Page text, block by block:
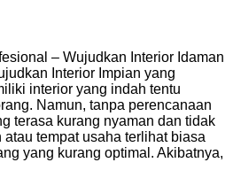
– Wujudkan Interior Idaman
Interior Impian yang
interior yang indah tentu
Namun, tanpa perencanaan
terasa kurang nyaman dan tidak
tempat usaha terlihat biasa
yang kurang optimal. Akibatnya,